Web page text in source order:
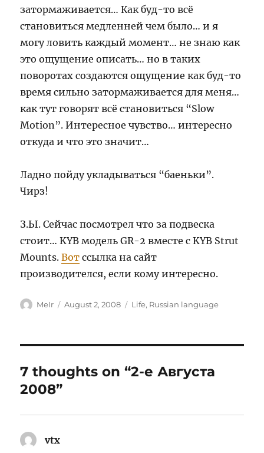
затормаживается… Как буд-то всё
становиться медленней чем было… и я
могу ловить каждый момент… не знаю как
это ощущение описать… но в таких
поворотах создаются ощущение как буд-то
время сильно затормаживается для меня…
как тут говорят всё становиться “Slow
Motion”. Интересное чувство… интересно
откуда и что это значит…
Ладно пойду укладываться “баеньки”.
Чирз!
З.Ы. Сейчас посмотрел что за подвеска
стоит… KYB модель GR-2 вместе с KYB Strut
Mounts.Вот ссылка на сайт
производителся, если кому интересно.
Author
MeIr
Posted
August 2, 2008 Categories
Life, Russian language
7 thoughts on “2-е Августа
2008”
vtx